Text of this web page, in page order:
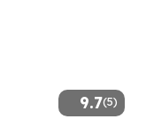
9.7(5)